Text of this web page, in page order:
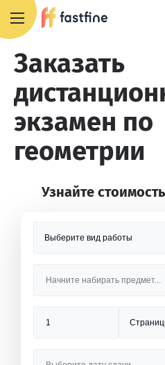
Заказать
экзамен по
геометрии
Узнайте